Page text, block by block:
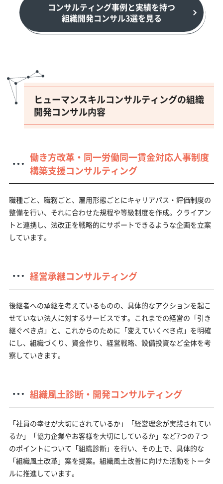
コンサルティング事例と実績を持つ
組織開発コンサル3選を見る
ヒューマンスキルコンサルティングの組織
開発コンサル内容
働き方改革・同一労働同一賃金対応人事制度
構築支援コンサルティング
職種ごと、職務ごと、雇用形態ごとにキャリアパス・評価制度の
整備を行い、それに合わせた規程や等級制度を作成。クライアン
トと連携し、法改正を戦略的にサポートできるような企画を立案
しています。
経営承継コンサルティング
後継者への承継を考えているものの、具体的なアクションを起こ
せていない法人に対するサービスです。これまでの経営の「引き
継ぐべき点」と、これからのために「変えていくべき点」を明確
にし、組織づくり、資金作り、経営戦略、設備投資など全体を考
察していきます。
組織風土診断・開発コンサルティング
「社員の幸せが大切にされているか」「経営理念が実践されてい
るか」「協力企業やお客様を大切にしているか」など7つの７つ
のポイントについて「組織診断」を行い、その上で、具体的な
「組織風土改革」案を提案。組織風土改善に向けた活動をトータ
ルに推進しています。